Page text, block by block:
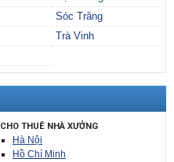
Sóc Trăng
Trà Vinh
CHO THUÊ NHÀ XƯỞNG
Hà Nội
Hồ Chí Minh